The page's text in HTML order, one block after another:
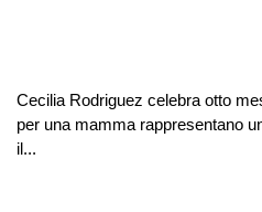
Cecilia Rodriguez celebra otto
per una mamma rappresentano
il...